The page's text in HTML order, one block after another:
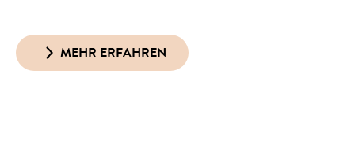
MEHR ERFAHREN